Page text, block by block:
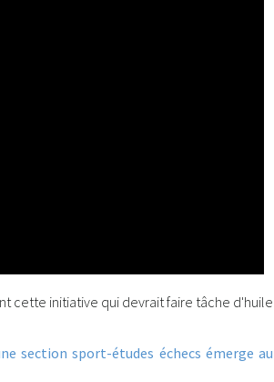
cette initiative qui devrait faire tâche d'huile
section sport-études échecs émerge au